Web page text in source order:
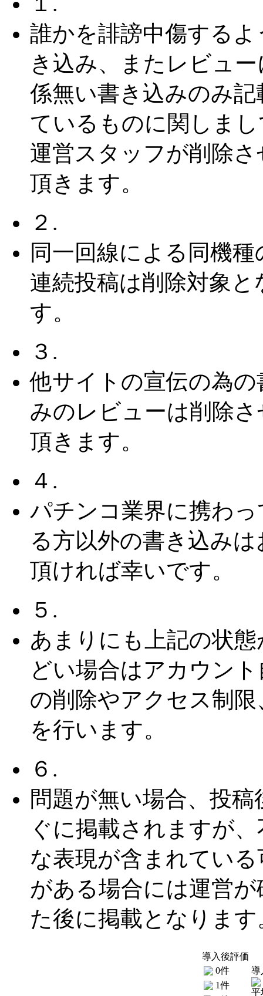
誰かを誹謗中傷するよ
き込み、またレビュー
係無い書き込みのみ記
ているものに関しま
運営スタッフが削除さ
頂きます。
２.
同一回線による同機種
連続投稿は削除対象と
す。
３.
他サイトの宣伝の為の
みのレビューは削除さ
頂きます。
４.
パチンコ業界に携わっ
る方以外の書き込みは
頂ければ幸いです。
５.
あまりにも上記の状態
どい場合はアカウント
の削除やアクセス制限
を行います。
６.
問題が無い場合、投稿
ぐに掲載されますが
な表現が含まれている
がある場合には運営が
た後に掲載となります
導入後評価
0件
1件
導
平